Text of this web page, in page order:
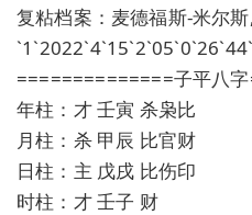
复粘档案：麦德福斯-米尔
==============子平八
年柱：才 壬寅 杀枭比
月柱：杀 甲辰 比官财
日柱：主 戊戌 比伤印
时柱：才 壬子 财